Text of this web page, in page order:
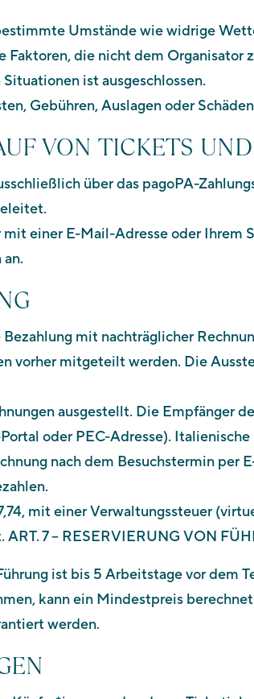
Umstände wie widrige
die nicht dem Organisator
ist ausgeschlossen.
Gebühren, Auslagen oder
VON TICKETS
über das pagoPA-
einer E-Mail-Adresse oder
mit nachträglicher
vorher mitgeteilt werden. Die
ausgestellt. Die Empfänger
oder PEC-Adresse).
nach dem Besuchstermin per
mit einer Verwaltungssteuer
7 – RESERVIERUNG VON
ist bis 5 Arbeitstage vor dem
kann ein Mindestpreis
werden.